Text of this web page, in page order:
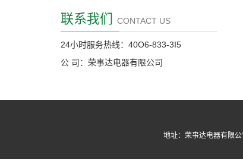
联系我们 CONTACT US
24小时服务热线：40O6-833-3I5
公 司：荣事达电器有限公司
地址：荣事达电器有限